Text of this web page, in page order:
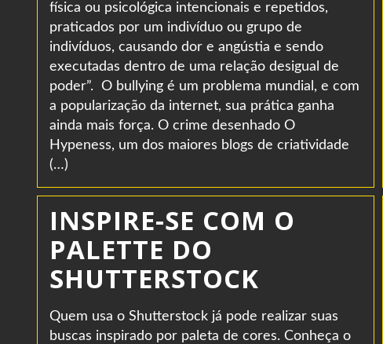
física ou psicológica intencionais e repetidos,
praticados por um indivíduo ou grupo de
indivíduos, causando dor e angústia e sendo
executadas dentro de uma relação desigual de
poder”. O bullying é um problema mundial, e com
a popularização da internet, sua prática ganha
ainda mais força. O crime desenhado O
Hypeness, um dos maiores blogs de criatividade
(…)
INSPIRE-SE COM O
PALETTE DO
SHUTTERSTOCK
Quem usa o Shutterstock já pode realizar suas
buscas inspirado por paleta de cores. Conheça o